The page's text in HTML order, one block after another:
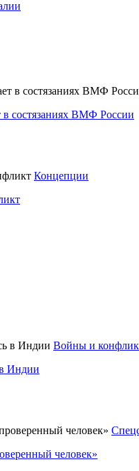
состязаниях ВМФ России
Концепции
Войны и
Индии
человек»